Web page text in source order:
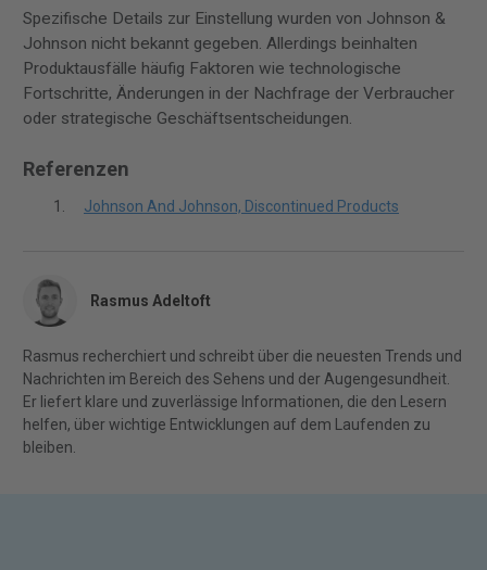
Spezifische Details zur Einstellung wurden von Johnson &
Johnson nicht bekannt gegeben. Allerdings beinhalten
Produktausfälle häufig Faktoren wie technologische
Fortschritte, Änderungen in der Nachfrage der Verbraucher
oder strategische Geschäftsentscheidungen.
Referenzen
Johnson And Johnson, Discontinued Products
Rasmus Adeltoft
Rasmus recherchiert und schreibt über die neuesten Trends und
Nachrichten im Bereich des Sehens und der Augengesundheit.
Er liefert klare und zuverlässige Informationen, die den Lesern
helfen, über wichtige Entwicklungen auf dem Laufenden zu
bleiben.